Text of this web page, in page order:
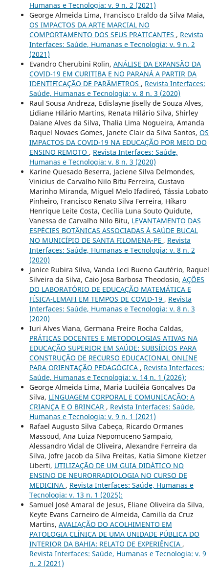
Humanas e Tecnologia: v. 9 n. 2 (2021)
George Almeida Lima, Francisco Eraldo da Silva Maia,
OS IMPACTOS DA ARTE MARCIAL NO
COMPORTAMENTO DOS SEUS PRATICANTES , Revista
Interfaces: Saúde, Humanas e Tecnologia: v. 9 n. 2
(2021)
Evandro Cherubini Rolin, ANÁLISE DA EXPANSÃO DA
COVID-19 EM CURITIBA E NO PARANÁ A PARTIR DA
IDENTIFICAÇÃO DE PARÂMETROS , Revista Interfaces:
Saúde, Humanas e Tecnologia: v. 8 n. 3 (2020)
Raul Sousa Andreza, Edislayne Jiselly de Souza Alves,
Lidiane Hilário Martins, Renata Hilário Silva, Shirley
Daiane Alves da Silva, Thalia Lima Nogueira, Amanda
Raquel Novaes Gomes, Janete Clair da Silva Santos, OS
IMPACTOS DA COVID-19 NA EDUCAÇÃO POR MEIO DO
ENSINO REMOTO , Revista Interfaces: Saúde,
Humanas e Tecnologia: v. 8 n. 3 (2020)
Karine Quesado Beserra, Jaciene Silva Delmondes,
Vinicius de Carvalho Nilo Bitu Ferreira, Gustavo
Marinho Miranda, Miguel Melo Ifadireó, Tássia Lobato
Pinheiro, Francisco Renato Silva Ferreira, Híkaro
Henrique Leite Costa, Cecília Luna Souto Quidute,
Vanessa de Carvalho Nilo Bitu, LEVANTAMENTO DAS
ESPÉCIES BOTÂNICAS ASSOCIADAS À SAÚDE BUCAL
NO MUNICÍPIO DE SANTA FILOMENA-PE , Revista
Interfaces: Saúde, Humanas e Tecnologia: v. 8 n. 2
(2020)
Janice Rubira Silva, Vanda Leci Bueno Gautério, Raquel
Silveira da Silva, Caio Josa Barbosa Theodosio, AÇÕES
DO LABORATÓRIO DE EDUCAÇÃO MATEMÁTICA E
FÍSICA-LEMAFI EM TEMPOS DE COVID-19 , Revista
Interfaces: Saúde, Humanas e Tecnologia: v. 8 n. 3
(2020)
Iuri Alves Viana, Germana Freire Rocha Caldas,
PRÁTICAS DOCENTES E METODOLOGIAS ATIVAS NA
EDUCAÇÃO SUPERIOR EM SAÚDE: SUBSÍDIOS PARA
CONSTRUÇÃO DE RECURSO EDUCACIONAL ONLINE
PARA ORIENTAÇÃO PEDAGÓGICA , Revista Interfaces:
Saúde, Humanas e Tecnologia: v. 14 n. 1 (2026):
George Almeida Lima, Maria Luciléia Gonçalves Da
Silva, LINGUAGEM CORPORAL E COMUNICAÇÃO: A
CRIANÇA E O BRINCAR , Revista Interfaces: Saúde,
Humanas e Tecnologia: v. 9 n. 1 (2021)
Rafael Augusto Silva Cabeça, Ricardo Ormanes
Massoud, Ana Luiza Nepomuceno Sampaio,
Alessandro Vidal de Oliveira, Alexandre Ferreira da
Silva, Jofre Jacob da Silva Freitas, Katia Simone Kietzer
Liberti, UTILIZAÇÃO DE UM GUIA DIDÁTICO NO
ENSINO DE NEURORRADIOLOGIA NO CURSO DE
MEDICINA , Revista Interfaces: Saúde, Humanas e
Tecnologia: v. 13 n. 1 (2025):
Samuel José Amaral de Jesus, Eliane Oliveira da Silva,
Keyte Evans Carneiro de Almeida, Camilla da Cruz
Martins, AVALIAÇÃO DO ACOLHIMENTO EM
PATOLOGIA CLÍNICA DE UMA UNIDADE PÚBLICA DO
INTERIOR DA BAHIA: RELATO DE EXPERIÊNCIA ,
Revista Interfaces: Saúde, Humanas e Tecnologia: v. 9
n. 2 (2021)